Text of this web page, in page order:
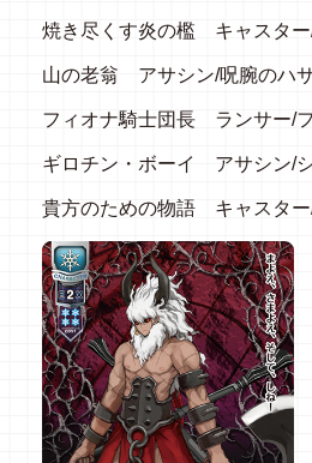
焼き尽くす炎の檻 キャスター
山の老翁 アサシン/呪腕のハ
フィオナ騎士団長 ランサー/
ギロチン・ボーイ アサシン/
貴方のための物語 キャスター